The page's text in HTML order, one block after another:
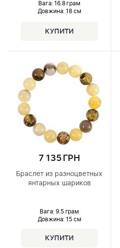
Вага: 16.8 грам
Довжина: 18 см
7 135 ГРН
Браслет из разноцветных
янтарных шариков
Вага: 9.5 грам
Довжина: 15 см